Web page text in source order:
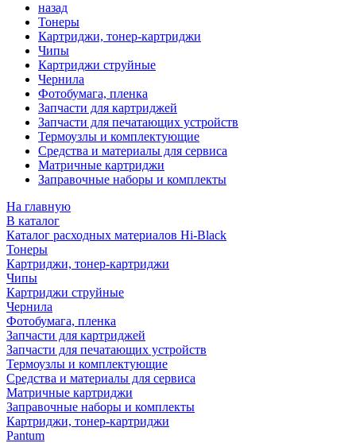
назад
Тонеры
Картриджи, тонер-картриджи
Чипы
Картриджи струйные
Чернила
Фотобумага, пленка
Запчасти для картриджей
Запчасти для печатающих устройств
Термоузлы и комплектующие
Средства и материалы для сервиса
Матричные картриджи
Заправочные наборы и комплекты
На главную
В каталог
Каталог расходных материалов Hi-Black
Тонеры
Картриджи, тонер-картриджи
Чипы
Картриджи струйные
Чернила
Фотобумага, пленка
Запчасти для картриджей
Запчасти для печатающих устройств
Термоузлы и комплектующие
Средства и материалы для сервиса
Матричные картриджи
Заправочные наборы и комплекты
Картриджи, тонер-картриджи
Pantum